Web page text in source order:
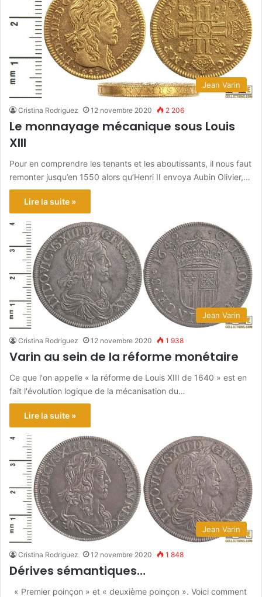
Jean Varin
Cristina Rodriguez 12 novembre 2020 2 206
Le monnayage mécanique sous Louis
XIII
Pour en comprendre les tenants et les aboutissants, il nous faut
remonter jusqu’en 1550 alors qu’Henri II envoya Aubin Olivier,…
Lire la suite »
Jean Varin
Cristina Rodriguez 12 novembre 2020 1 938
Varin au sein de la réforme monétaire
Ce que l'on appelle « la réforme de Louis XIII de 1640 » est en
fait l'évolution logique de la mécanisation du…
Lire la suite »
Jean Varin
Cristina Rodriguez 12 novembre 2020 1 848
Dérives sémantiques…
« Premier poinçon » et « deuxième poinçon ». Voici comment